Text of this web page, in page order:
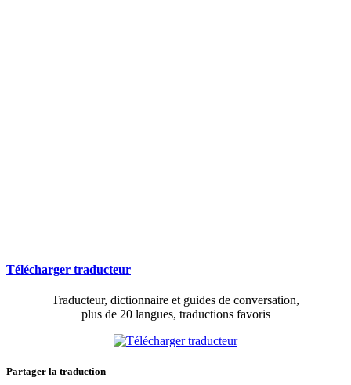
Télécharger traducteur
Traducteur, dictionnaire et guides de conversation,
plus de 20 langues, traductions favoris
Partager la traduction